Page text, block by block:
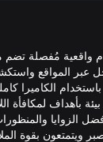
واقعية مُفصلة تضم
عبر المواقع
الكاميرا
بأهداف لمكافأة
الزوايا